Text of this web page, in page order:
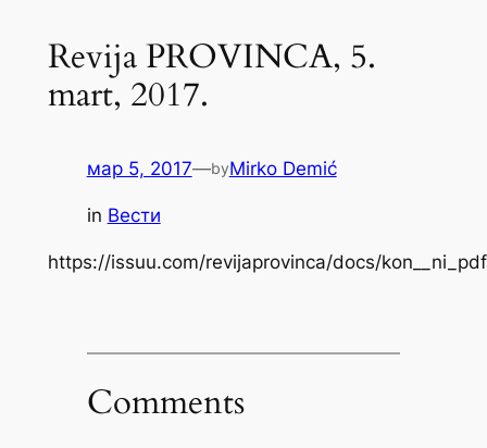
Revija PROVINCA, 5.
mart, 2017.
мар 5, 2017—byMirko Demić
in Вести
https://issuu.com/revijaprovinca/docs/
Comments